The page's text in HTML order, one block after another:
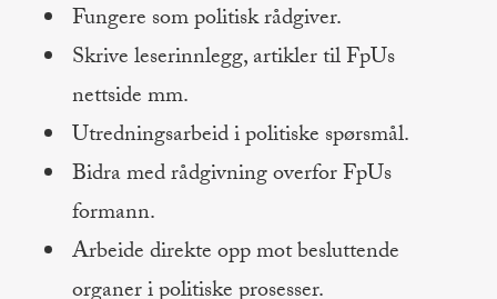
Fungere som politisk rådgiver.
Skrive leserinnlegg, artikler til FpUs
nettside mm.
Utredningsarbeid i politiske spørsmål.
Bidra med rådgivning overfor FpUs
formann.
Arbeide direkte opp mot besluttende